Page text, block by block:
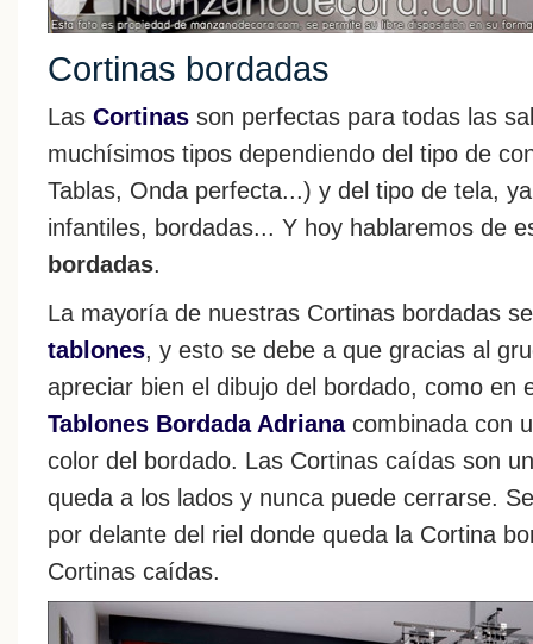
Cortinas bordadas
Las Cortinas son perfectas para todas las
muchísimos tipos dependiendo del tipo de
Tablas, Onda perfecta...) y del tipo de tela,
infantiles, bordadas... Y hoy hablaremos de
bordadas.
La mayoría de nuestras Cortinas bordadas
tablones, y esto se debe a que gracias al
apreciar bien el dibujo del bordado, como en
Tablones Bordada Adrianacombinada con
color del bordado. Las Cortinas caídas son
queda a los lados y nunca puede cerrarse.
por delante del riel donde queda la Cortina
Cortinas caídas.